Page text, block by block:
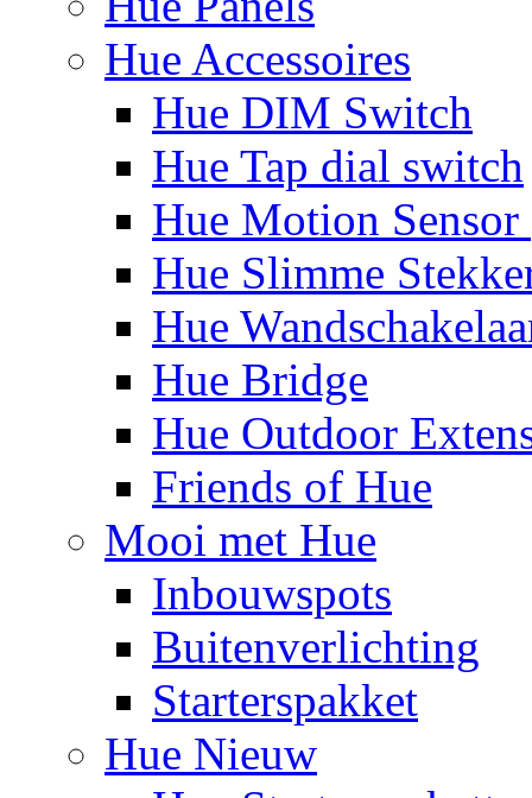
Hue Accessoires
Hue DIM Switch
Hue Tap dial switch
Hue Motion Sensor
Hue Slimme
Hue
Hue Bridge
Hue Outdoor
Friends of Hue
Mooi met Hue
Inbouwspots
Buitenverlichting
Starterspakket
Hue Nieuw